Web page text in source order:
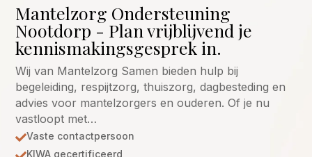
Mantelzorg Ondersteuning
Nootdorp - Plan vrijblijvend je
kennismakingsgesprek in.
Wij van Mantelzorg Samen bieden hulp bij
begeleiding, respijtzorg, thuiszorg, dagbesteding en
advies voor mantelzorgers en ouderen. Of je nu
vastloopt met…
Vaste contactpersoon
KIWA gecertificeerd